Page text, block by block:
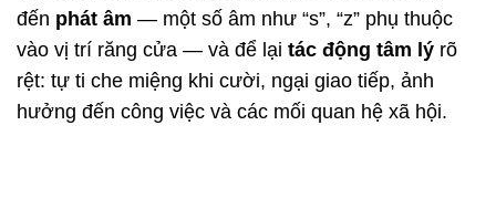
đến phát âm — một số âm như “s”, “z” phụ thuộc
vào vị trí răng cửa — và để lại tác động tâm lý rõ
rệt: tự ti che miệng khi cười, ngại giao tiếp, ảnh
hưởng đến công việc và các mối quan hệ xã hội.